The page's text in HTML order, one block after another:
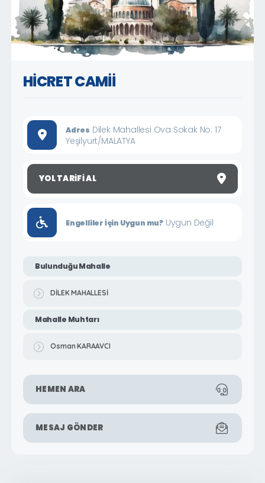
HİCRET CAMİİ
Adres Dilek Mahallesi Ova Sokak No: 17
Yeşilyurt/MALATYA
YOL TARIFI AL
Engelliler İçin Uygun mu? Uygun Değil
Bulunduğu Mahalle
DİLEK MAHALLESİ
Mahalle Muhtarı
Osman KARAAVCI
HEMEN ARA
MESAJ GÖNDER